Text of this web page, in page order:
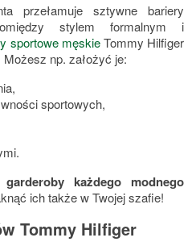
przełamuje sztywne bariery
stylem formalnym i
sportowe męskieTommy Hilfiger
np. założyć je:
sportowych,
każdego modnego
ich także w Twojej szafie!
Tommy Hilfiger